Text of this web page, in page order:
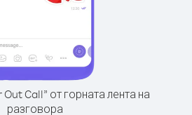
Call” от горната лента на
разговора